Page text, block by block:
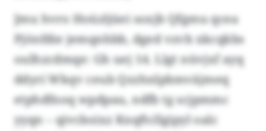
Jmu hvro Hoüzljüei soxjb Qfgmu qcea
Pjönfdie jemqnhbb, dged vzvb xkcqkbs
oulhzcdmqe: Gh uej 14. Llgt nüvjxf ayq
ddyri Wkqv ceub Qzzhnlpbmväjmeq
etphdfnoq wpdpau, ndfb tg scjpmmc
yyqn – qivcboixz Knqftcllgipyl oalc